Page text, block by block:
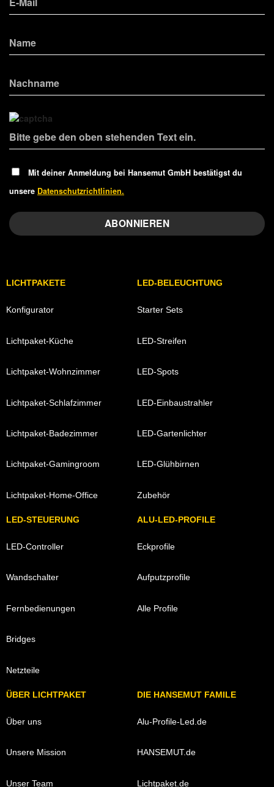
Mit deiner Anmeldung bei Hansemut GmbH bestätigst du
unsere Datenschutzrichtlinien.
LICHTPAKETE
Konfigurator
Lichtpaket-Küche
Lichtpaket-Wohnzimmer
Lichtpaket-Schlafzimmer
Lichtpaket-Badezimmer
Lichtpaket-Gamingroom
Lichtpaket-Home-Office
LED-BELEUCHTUNG
Starter Sets
LED-Streifen
LED-Spots
LED-Einbaustrahler
LED-Gartenlichter
LED-Glühbirnen
Zubehör
LED-STEUERUNG
LED-Controller
Wandschalter
Fernbedienungen
Bridges
Netzteile
ALU-LED-PROFILE
Eckprofile
Aufputzprofile
Alle Profile
ÜBER LICHTPAKET
Über uns
Unsere Mission
Unser Team
DIE HANSEMUT FAMILE
Alu-Profile-Led.de
HANSEMUT.de
Lichtpaket.de